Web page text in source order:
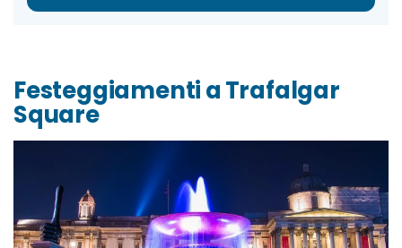
Festeggiamenti a Trafalgar
Square